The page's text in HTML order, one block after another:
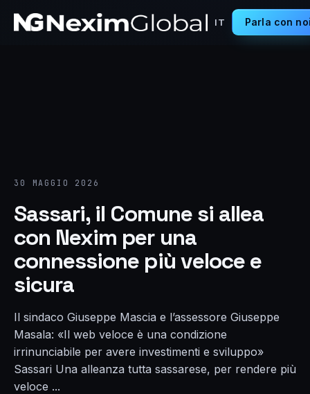
IT Parla con
30 MAGGIO 2026
Sassari, il Comune si allea
con Nexim per una
connessione più veloce e
sicura
Il sindaco Giuseppe Mascia e l’assessore Giuseppe
Masala: «Il web veloce è una condizione
irrinunciabile per avere investimenti e sviluppo»
Sassari Una alleanza tutta sassarese, per rendere più
veloce ...